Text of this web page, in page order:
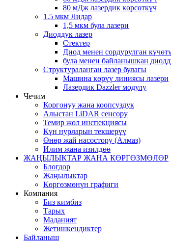
80 мДж лазердик көрсөткүч
1.5 мкм Лидар
1,5 мкм була лазери
Диоддук лазер
Стектер
Диод менен сордурулган
була менен байланышкан
Структураланган лазер булагы
Машина көрүү линиясы лазери
Лазердик Dazzler модулу
Чечим
Коргонуу жана коопсуздук
Алыстан LiDAR сенсору
Темир жол инспекциясы
Күн нурларын текшерүү
Өнөр жай насостору (Алмаз)
Илим жана изилдөө
ЖАҢЫЛЫКТАР ЖАНА КӨРГӨЗМӨЛӨР
Блогдор
Жаңылыктар
Көргөзмөнүн графиги
Компания
Биз кимбиз
Тарых
Маданият
Жетишкендиктер
Байланыш